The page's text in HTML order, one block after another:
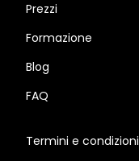
Prezzi
Formazione
Blog
FAQ
Termini e condizioni